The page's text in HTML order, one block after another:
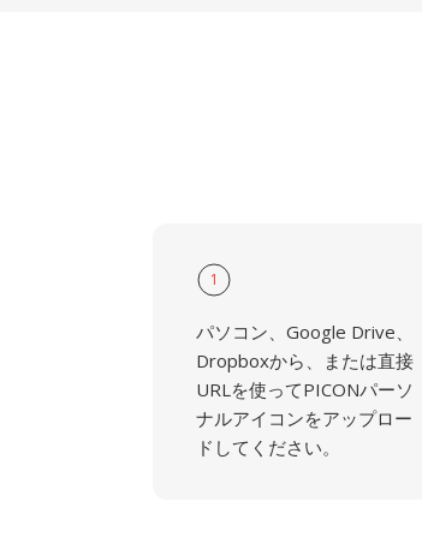
1
パソコン、Google Drive、
Dropboxから、または直接
URLを使ってPICONパーソ
ナルアイコンをアップロー
ドしてください。